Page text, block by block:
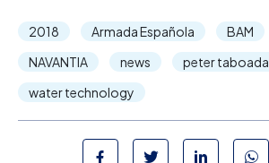
2018 Armada Española BAM
NAVANTIA
news
peter taboada
water technology